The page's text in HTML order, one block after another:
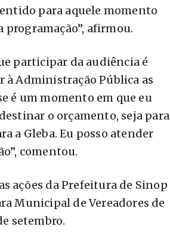
para aquele momento
programação”, afirmou.
participar da audiência é
à Administração Pública as
é um momento em que eu
o orçamento, seja para
a Gleba. Eu posso atender
comentou.
ações da Prefeitura de Sinop
Municipal de Vereadores de
setembro.